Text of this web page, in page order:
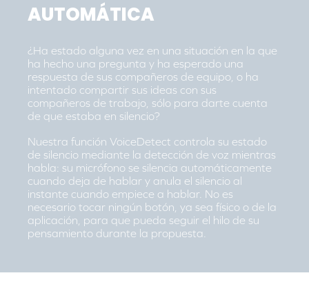
AUTOMÁTICA
¿Ha estado alguna vez en una situación en la que
ha hecho una pregunta y ha esperado una
respuesta de sus compañeros de equipo, o ha
intentado compartir sus ideas con sus
compañeros de trabajo, sólo para darte cuenta
de que estaba en silencio?
Nuestra función VoiceDetect controla su estado
de silencio mediante la detección de voz mientras
habla: su micrófono se silencia automáticamente
cuando deja de hablar y anula el silencio al
instante cuando empiece a hablar. No es
necesario tocar ningún botón, ya sea físico o de la
aplicación, para que pueda seguir el hilo de su
pensamiento durante la propuesta.